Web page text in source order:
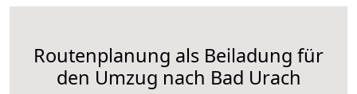
Routenplanung als Beiladung für
den Umzug nach Bad Urach